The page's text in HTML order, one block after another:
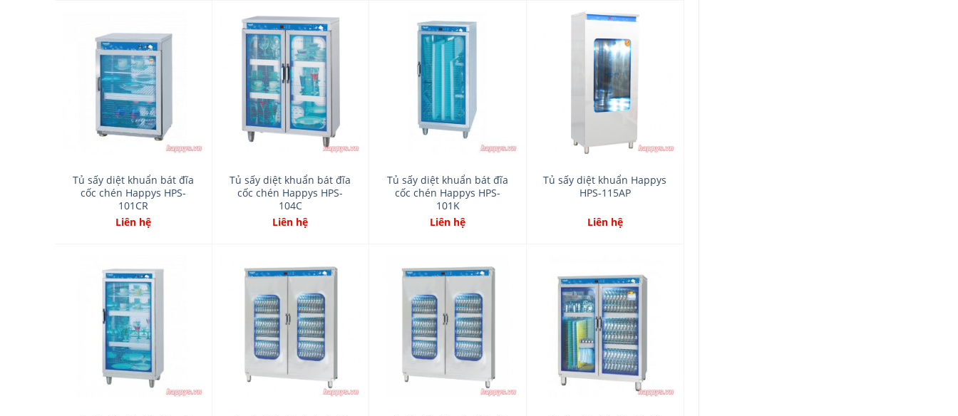
Tủ sấy diệt khuẩn bát đĩa
cốc chén Happys HPS-
101CR
Liên hệ
wishlist
Tủ sấy diệt khuẩn bát đĩa
cốc chén Happys HPS-
104C
Liên hệ
Tủ sấy diệt khuẩn bát đĩa
cốc chén Happys HPS-
101K
Liên hệ
Tủ sấy diệt khuẩn Happys
HPS-115AP
Liên hệ
wishlist
wishlist
wishlist